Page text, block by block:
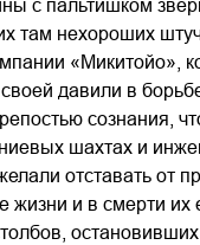
с пальтишком
там нехороших
«Микитойо»,
давили в
сознания,
шахтах и
отставать от
и в смерти